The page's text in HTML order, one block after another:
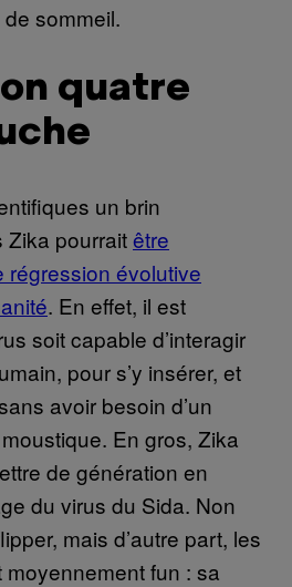
sommeil.
quatre
un brin
Zika pourraitêtre
régression évolutive
. En effet, il est
soit capable d’interagir
pour s’y insérer, et
avoir besoin d’un
En gros, Zika
de génération en
du virus du Sida. Non
mais d’autre part, les
fun : sa